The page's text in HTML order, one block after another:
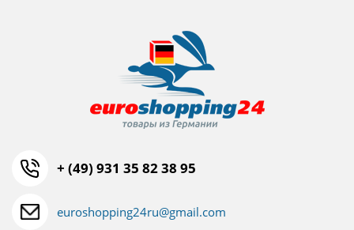
+ (49) 931 35 82 38 95
euroshopping24ru@gmail.com